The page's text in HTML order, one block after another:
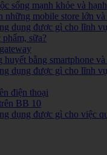
sống mạnh khỏe và
những mobile store lớn
dụng được gì cho lĩnh
sữa?
huyết bằng smartphone
dụng được gì cho lĩnh
điện thoại
BB 10
dụng được gì cho việc